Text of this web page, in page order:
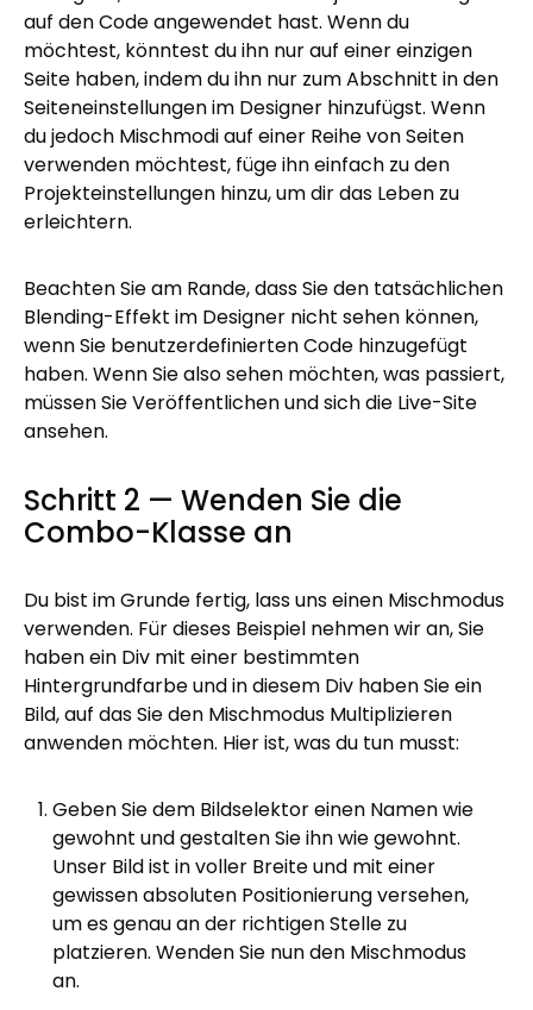
auf den Code angewendet hast. Wenn du
möchtest, könntest du ihn nur auf einer einzigen
Seite haben, indem du ihn nur zum Abschnitt in den
Seiteneinstellungen im Designer hinzufügst. Wenn
du jedoch Mischmodi auf einer Reihe von Seiten
verwenden möchtest, füge ihn einfach zu den
Projekteinstellungen hinzu, um dir das Leben zu
erleichtern.
Beachten Sie am Rande, dass Sie den tatsächlichen
Blending-Effekt im Designer nicht sehen können,
wenn Sie benutzerdefinierten Code hinzugefügt
haben. Wenn Sie also sehen möchten, was passiert,
müssen Sie Veröffentlichen und sich die Live-Site
ansehen.
Schritt 2 — Wenden Sie die
Combo-Klasse an
Du bist im Grunde fertig, lass uns einen Mischmodus
verwenden. Für dieses Beispiel nehmen wir an, Sie
haben ein Div mit einer bestimmten
Hintergrundfarbe und in diesem Div haben Sie ein
Bild, auf das Sie den Mischmodus Multiplizieren
anwenden möchten. Hier ist, was du tun musst:
Geben Sie dem Bildselektor einen Namen wie
gewohnt und gestalten Sie ihn wie gewohnt.
Unser Bild ist in voller Breite und mit einer
gewissen absoluten Positionierung versehen,
um es genau an der richtigen Stelle zu
platzieren. Wenden Sie nun den Mischmodus
an.